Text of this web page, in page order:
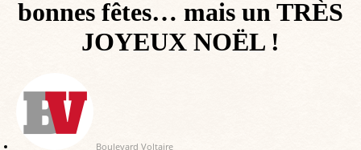
bonnes fêtes… mais un TRÈS
JOYEUX NOËL !
Boulevard Voltaire